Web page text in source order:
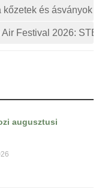
kőzetek és ásványok
Festival 2026:
augusztusi